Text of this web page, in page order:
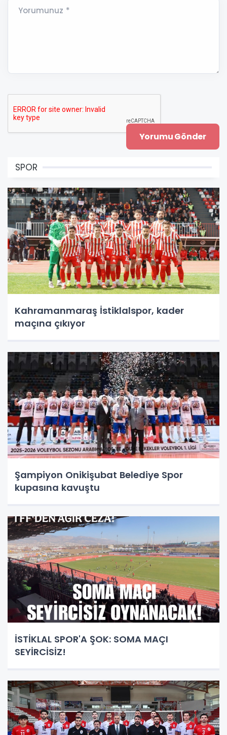
Yorumunuz *
SPOR
Kahramanmaraş İstiklalspor, kader
maçına çıkıyor
Şampiyon Onikişubat Belediye Spor
kupasına kavuştu
İSTİKLAL SPOR'A ŞOK: SOMA MAÇI
SEYİRCİSİZ!